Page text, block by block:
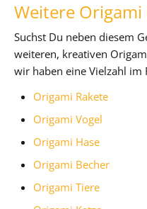
Weitere Origami
Suchst Du neben diesem
weiteren, kreativen
wir haben eine Vielzahl im
Origami Rakete
Origami Vogel
Origami Hase
Origami Becher
Origami Tiere